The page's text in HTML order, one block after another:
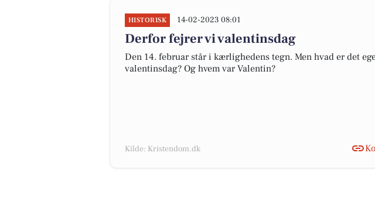
HISTORISK 14-02-2023 08:01
Derfor fejrer vi valentinsdag
Den 14. februar står i kærlighedens tegn. Men hvad er det
valentinsdag? Og hvem var Valentin?
Kilde: Kristendom.dk